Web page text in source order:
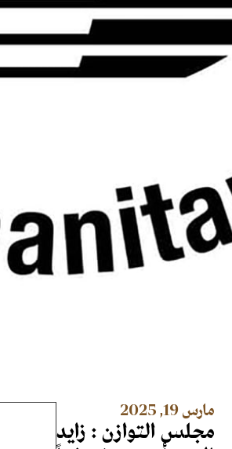
مارس 19, 2025
مجلس التوازن : زايد